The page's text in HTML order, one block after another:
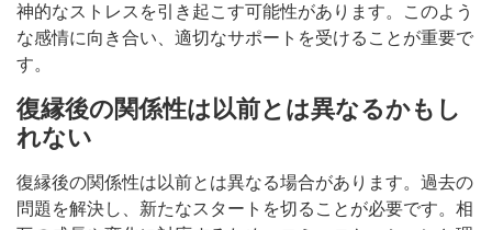
神的なストレスを引き起こす可能性があります。このよう
な感情に向き合い、適切なサポートを受けることが重要で
す。
復縁後の関係性は以前とは異なるかもし
れない
復縁後の関係性は以前とは異なる場合があります。過去の
問題を解決し、新たなスタートを切ることが必要です。相